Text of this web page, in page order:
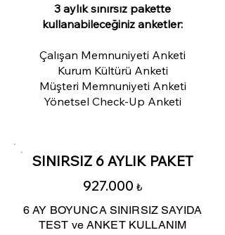
3 aylık sınırsız pakette
kullanabileceğiniz anketler:
Çalışan Memnuniyeti Anketi
Kurum Kültürü Anketi
Müşteri Memnuniyeti Anketi
Yönetsel Check-Up Anketi
SINIRSIZ 6 AYLIK PAKET
927.000 ₺
6 AY BOYUNCA SINIRSIZ SAYIDA
TEST ve ANKET KULLANIM